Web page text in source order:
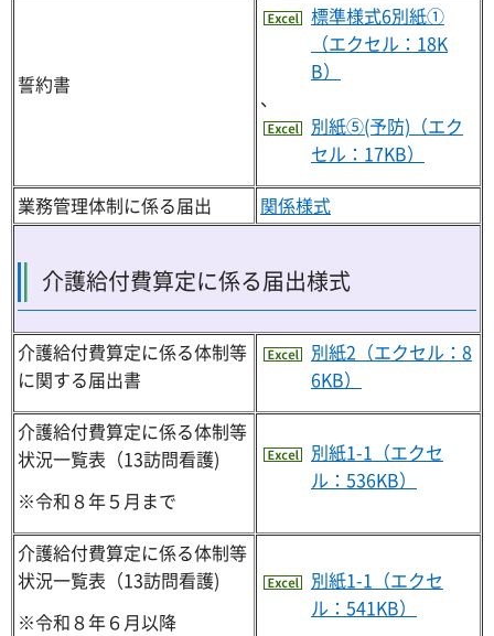
誓約書
標準様式6別紙①
（エクセル：18K
B）
、
別紙⑤(予防)（エク
セル：17KB）
業務管理体制に係る届出
関係様式
介護給付費算定に係る届出様式
介護給付費算定に係る体制等
に関する届出書
別紙2（エクセル：8
6KB）
介護給付費算定に係る体制等
状況一覧表（13訪問看護)
※令和８年５月まで
別紙1-1（エクセ
ル：536KB）
介護給付費算定に係る体制等
状況一覧表（13訪問看護)
※令和８年６月以降
別紙1-1（エクセ
ル：541KB）